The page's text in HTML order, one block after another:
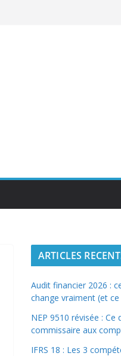
ARTICLES
Audit financier 2026 :
change vraiment (et
NEP 9510 révisée : Ce
commissaire aux
IFRS 18 : Les 3